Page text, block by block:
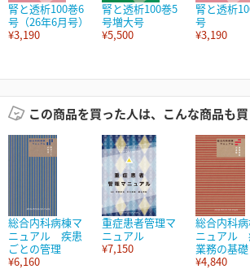
腎と透析100巻6
号（26年6月号）
¥3,190
腎と透析100巻5
号増大号
¥5,500
腎と透析
号
¥3,190
この商品を買った人は、こんな商品も買
総合内科病棟マ
ニュアル 疾患
ごとの管理
¥6,160
重症患者管理マ
ニュアル
¥7,150
総合内科
ニュアル
業務の基礎
¥4,840